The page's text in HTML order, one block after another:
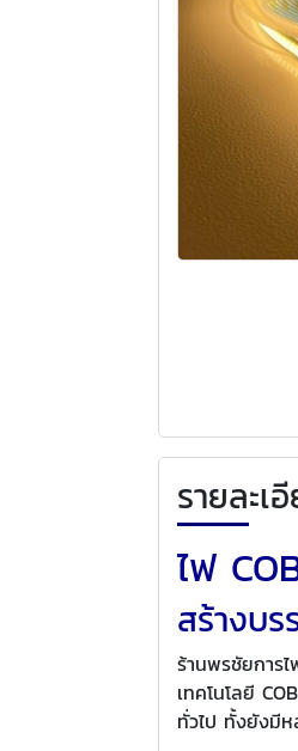
รายละเ
ไฟ
สร้างบ
ร้านพรชัยการ
เทคโนโลยี
ทั่วไป ทั้งยังมีห